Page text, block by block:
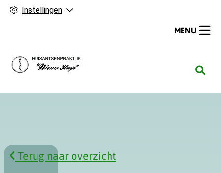
Instellingen
H
MENU
Terug naar overzicht